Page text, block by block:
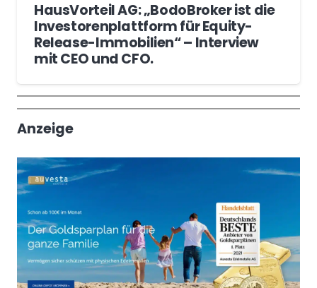
HausVorteil AG: „BodoBroker ist die
Investorenplattform für Equity-
Release-Immobilien“ – Interview
mit CEO und CFO.
Wochenrückblick
Trendthemen
Anzeige